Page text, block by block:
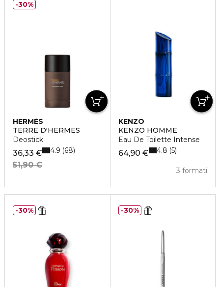
HERMÈS
TERRE D'HERMÈS
Deostick
36,33 €
51,90 €
4.9 68
30%
KENZO
KENZO HOMME
Eau De Toilette Intense
64,90 €
3 formati
4.8 5
30% 30%